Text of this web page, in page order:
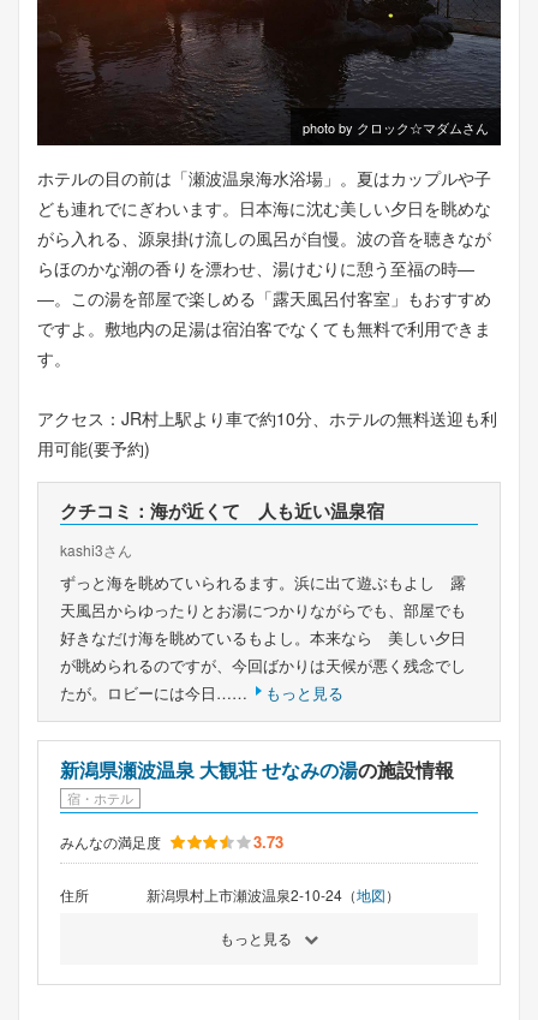
photo by クロック☆マダムさん
ホテルの目の前は「瀬波温泉海水浴場」。夏はカップルや子
ども連れでにぎわいます。日本海に沈む美しい夕日を眺めな
がら入れる、源泉掛け流しの風呂が自慢。波の音を聴きなが
らほのかな潮の香りを漂わせ、湯けむりに憩う至福の時―
―。この湯を部屋で楽しめる「露天風呂付客室」もおすすめ
ですよ。敷地内の足湯は宿泊客でなくても無料で利用できま
す。
アクセス：JR村上駅より車で約10分、ホテルの無料送迎も利
用可能(要予約)
クチコミ：海が近くて 人も近い温泉宿
kashi3さん
ずっと海を眺めていられるます。浜に出て遊ぶもよし 露
天風呂からゆったりとお湯につかりながらでも、部屋でも
好きなだけ海を眺めているもよし。本来なら 美しい夕日
が眺められるのですが、今回ばかりは天候が悪く残念でし
たが。ロビーには今日……
もっと見る
新潟県瀬波温泉 大観荘 せなみの湯の施設情報
宿・ホテル
みんなの満足度 3.73
住所 新潟県村上市瀬波温泉2-10-24（地図）
もっと見る